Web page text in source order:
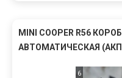
MINI COOPER R56
АВТОМАТИЧЕСКАЯ
6